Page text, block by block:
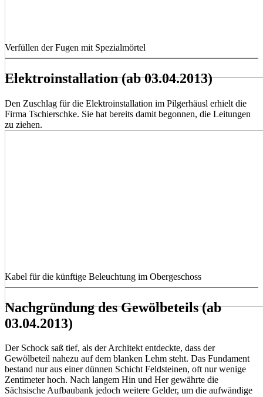
Verfüllen der Fugen mit Spezialmörtel
Elektroinstallation (ab 03.04.2013)
Den Zuschlag für die Elektroinstallation im Pilgerhäusl erhielt die
Firma Tschierschke. Sie hat bereits damit begonnen, die Leitungen
zu ziehen.
Kabel für die künftige Beleuchtung im Obergeschoss
Nachgründung des Gewölbeteils (ab
03.04.2013)
Der Schock saß tief, als der Architekt entdeckte, dass der
Gewölbeteil nahezu auf dem blanken Lehm steht. Das Fundament
bestand nur aus einer dünnen Schicht Feldsteinen, oft nur wenige
Zentimeter hoch. Nach langem Hin und Her gewährte die
Sächsische Aufbaubank jedoch weitere Gelder, um die aufwändige